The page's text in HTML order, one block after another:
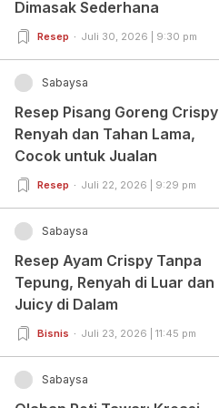
Dimasak Sederhana
Resep Juli 30, 2026 | 9:30 pm
Sabaysa
Resep Pisang Goreng Crispy
Renyah dan Tahan Lama,
Cocok untuk Jualan
Resep Juli 22, 2026 | 9:29 pm
Sabaysa
Resep Ayam Crispy Tanpa
Tepung, Renyah di Luar dan
Juicy di Dalam
Bisnis Juli 23, 2026 | 11:45 pm
Sabaysa